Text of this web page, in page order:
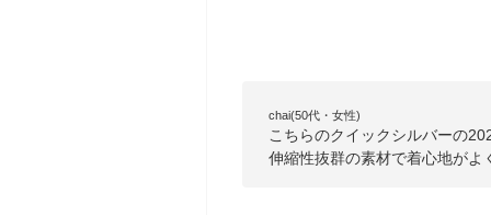
chai(50代・女性)
こちらのクイックシルバーの
伸縮性抜群の素材で着心地が